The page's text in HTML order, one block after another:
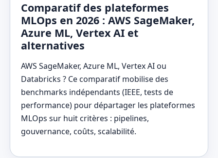
Comparatif des plateformes
MLOps en 2026 : AWS SageMaker,
Azure ML, Vertex AI et
alternatives
AWS SageMaker, Azure ML, Vertex AI ou
Databricks ? Ce comparatif mobilise des
benchmarks indépendants (IEEE, tests de
performance) pour départager les plateformes
MLOps sur huit critères : pipelines,
gouvernance, coûts, scalabilité.